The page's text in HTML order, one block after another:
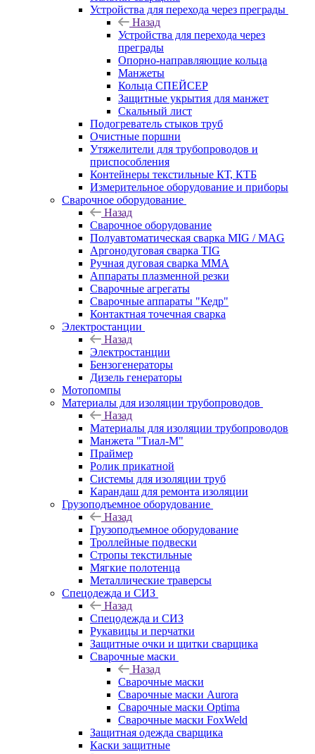
Устройства для перехода через преграды
Назад
Устройства для перехода через
преграды
Опорно-направляющие кольца
Манжеты
Кольца СПЕЙСЕР
Защитные укрытия для манжет
Скальный лист
Подогреватель стыков труб
Очистные поршни
Утяжелители для трубопроводов и
приспособления
Контейнеры текстильные КТ, КТБ
Измерительное оборудование и приборы
Сварочное оборудование
Назад
Сварочное оборудование
Полуавтоматическая сварка MIG / MAG
Аргонодуговая сварка TIG
Ручная дуговая сварка ММА
Аппараты плазменной резки
Сварочные агрегаты
Сварочные аппараты "Кедр"
Контактная точечная сварка
Электростанции
Назад
Электростанции
Бензогенераторы
Дизель генераторы
Мотопомпы
Материалы для изоляции трубопроводов
Назад
Материалы для изоляции трубопроводов
Манжета "Тиал-М"
Праймер
Ролик прикатной
Системы для изоляции труб
Карандаш для ремонта изоляции
Грузоподъемное оборудование
Назад
Грузоподъемное оборудование
Троллейные подвески
Стропы текстильные
Мягкие полотенца
Металлические траверсы
Спецодежда и СИЗ
Назад
Спецодежда и СИЗ
Рукавицы и перчатки
Защитные очки и щитки сварщика
Сварочные маски
Назад
Сварочные маски
Сварочные маски Aurora
Сварочные маски Optima
Сварочные маски FoxWeld
Защитная одежда сварщика
Каски защитные